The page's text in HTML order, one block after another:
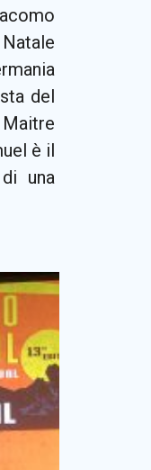
del
è il
una